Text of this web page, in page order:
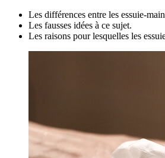
Les différences entre les essuie-
Les fausses idées à ce sujet.
Les raisons pour lesquelles les